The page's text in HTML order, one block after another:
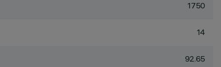
1750
14
92.65